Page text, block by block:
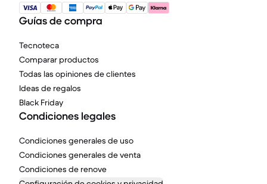
Guías de compra
Tecnoteca
Comparar productos
Todas las opiniones de clientes
Ideas de regalos
Black Friday
Condiciones legales
Condiciones generales de uso
Condiciones generales de venta
Condiciones de renove